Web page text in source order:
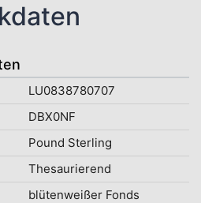
LU0838780707
DBX0NF
Pound Sterling
Thesaurierend
blütenweißer Fonds